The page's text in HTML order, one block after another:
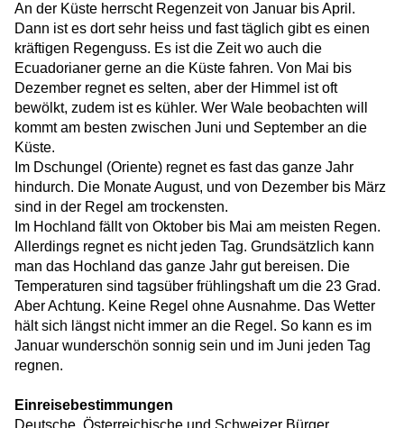
An der Küste herrscht Regenzeit von Januar bis April.
Dann ist es dort sehr heiss und fast täglich gibt es einen
kräftigen Regenguss. Es ist die Zeit wo auch die
Ecuadorianer gerne an die Küste fahren. Von Mai bis
Dezember regnet es selten, aber der Himmel ist oft
bewölkt, zudem ist es kühler. Wer Wale beobachten will
kommt am besten zwischen Juni und September an die
Küste.
Im Dschungel (Oriente) regnet es fast das ganze Jahr
hindurch. Die Monate August, und von Dezember bis März
sind in der Regel am trockensten.
Im Hochland fällt von Oktober bis Mai am meisten Regen.
Allerdings regnet es nicht jeden Tag. Grundsätzlich kann
man das Hochland das ganze Jahr gut bereisen. Die
Temperaturen sind tagsüber frühlingshaft um die 23 Grad.
Aber Achtung. Keine Regel ohne Ausnahme. Das Wetter
hält sich längst nicht immer an die Regel. So kann es im
Januar wunderschön sonnig sein und im Juni jeden Tag
regnen.
Einreisebestimmungen
Deutsche, Österreichische und Schweizer Bürger